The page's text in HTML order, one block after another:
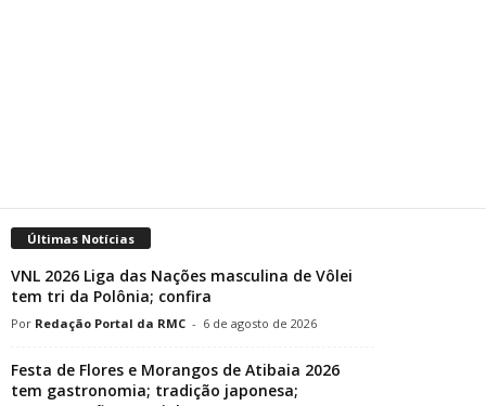
Últimas Notícias
VNL 2026 Liga das Nações masculina de Vôlei
tem tri da Polônia; confira
Redação Portal da RMC - 6 de agosto de 2026
Festa de Flores e Morangos de Atibaia 2026
tem gastronomia; tradição japonesa;